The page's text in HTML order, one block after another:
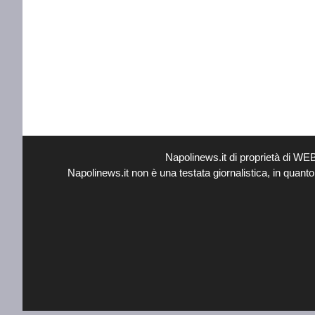
Napolinews.it di proprietà di
Napolinews.it non è una testata giornalistica, in